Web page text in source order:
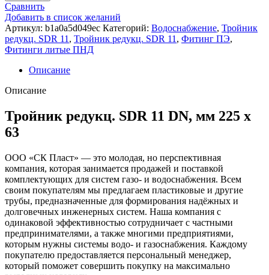
Сравнить
Добавить в список желаний
Артикул: b1a0a5d049ec Категорий: Водоснабжение, Тройник
редукц. SDR 11 , Тройник редукц. SDR 11 , Фитинг ПЭ,
Фитинги литые ПНД
Описание
Описание
Тройник редукц. SDR 11 DN, мм 225 x
63
ООО «СК Пласт» — это молодая, но перспективная
компания, которая занимается продажей и поставкой
комплектующих для систем газо- и водоснабжения. Всем
своим покупателям мы предлагаем пластиковые и другие
трубы, предназначенные для формирования надёжных и
долговечных инженерных систем. Наша компания с
одинаковой эффективностью сотрудничает с частными
предпринимателями, а также многими предприятиями,
которым нужны системы водо- и газоснабжения. Каждому
покупателю предоставляется персональный менеджер,
который поможет совершить покупку на максимально